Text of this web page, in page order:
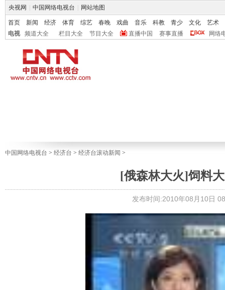
央视网 中国网络电视台 网站地图
首页 新闻 经济 体育 综艺 春晚 戏曲 音乐 科教 青少 文化
艺术
电视
频道大全 栏目大全 节目大全 直播中国 赛事直播 网络
中国网络电视台 > 经济台 > 经济台滚动新闻 >
[俄森林大火]饲料
发布时间:2010年08月10日